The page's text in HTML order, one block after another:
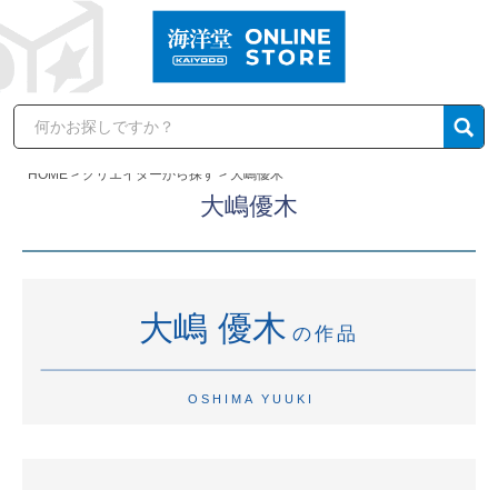
HOME クリエイターから探す 大嶋優木
大嶋優木
大嶋 優木 の作品
OSHIMA YUUKI